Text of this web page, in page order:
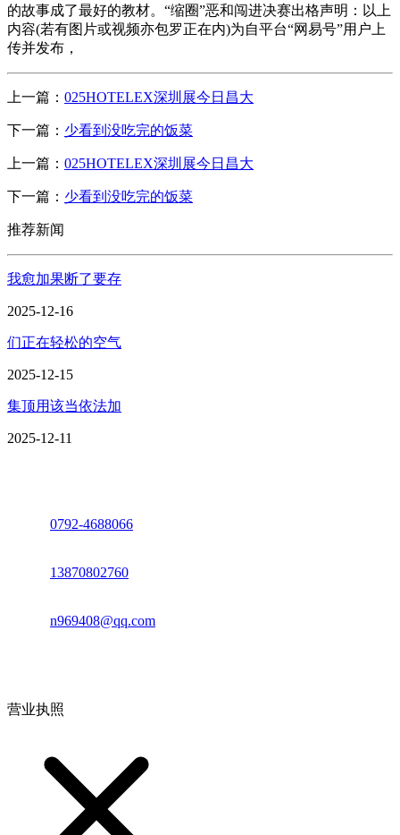
的故事成了最好的教材。“缩圈”恶和闯进决赛出格声明：以上
内容(若有图片或视频亦包罗正在内)为自平台“网易号”用户上
传并发布，
上一篇： 025HOTELEX深圳展今日昌大
下一篇： 少看到没吃完的饭菜
上一篇： 025HOTELEX深圳展今日昌大
下一篇： 少看到没吃完的饭菜
推荐新闻
我愈加果断了要存
2025-12-16
们正在轻松的空气
2025-12-15
集顶用该当依法加
2025-12-11
0792-4688066
13870802760
n969408@qq.com
营业执照